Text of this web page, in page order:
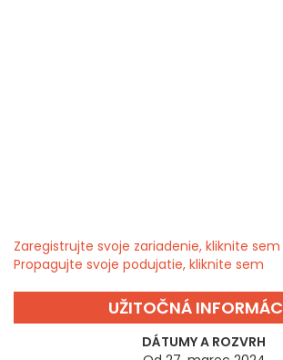
Zaregistrujte svoje zariadenie, kliknite sem
Propagujte svoje podujatie, kliknite sem
UŽITOČNÁ
DÁTUMY A ROZVRH